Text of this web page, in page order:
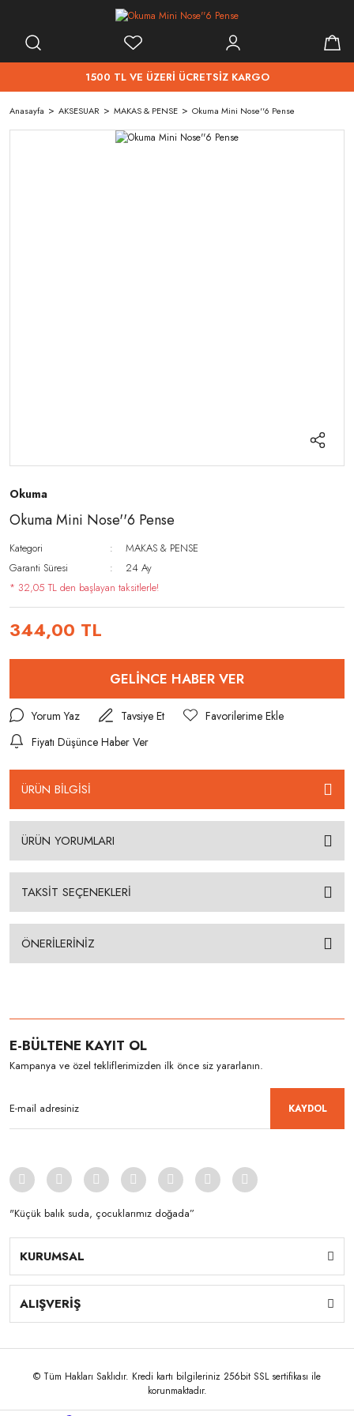
1500 TL VE ÜZERİ ÜCRETSİZ KARGO
Anasayfa AKSESUAR MAKAS & PENSE Okuma Mini Nose''6 Pense
Okuma
Okuma Mini Nose''6 Pense
Kategori
MAKAS & PENSE
Garanti Süresi
24 Ay
* 32,05 TL den başlayan taksitlerle!
344,00 TL
GELİNCE HABER VER
Yorum Yaz
Tavsiye Et
Fiyatı Düşünce Haber Ver
ÜRÜN BİLGİSİ
ÜRÜN YORUMLARI
TAKSİT SEÇENEKLERİ
ÖNERİLERİNİZ
E-BÜLTENE KAYIT OL
Kampanya ve özel tekliflerimizden ilk önce siz yararlanın.
KAYDOL
"Küçük balık suda, çocuklarımız doğada”
KURUMSAL
ALIŞVERİŞ
© Tüm Hakları Saklıdır. Kredi kartı bilgileriniz 256bit SSL sertifikası ile
korunmaktadır.